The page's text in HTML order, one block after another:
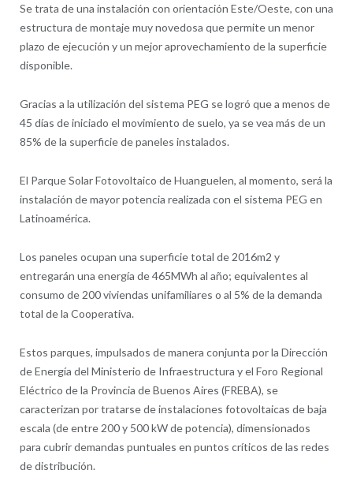
Se trata de una instalación con orientación Este/Oeste, con una
estructura de montaje muy novedosa que permite un menor
plazo de ejecución y un mejor aprovechamiento de la superficie
disponible.
Gracias a la utilización del sistema PEG se logró que a menos de
45 días de iniciado el movimiento de suelo, ya se vea más de un
85% de la superficie de paneles instalados.
El Parque Solar Fotovoltaico de Huanguelen, al momento, será la
instalación de mayor potencia realizada con el sistema PEG en
Latinoamérica.
Los paneles ocupan una superficie total de 2016m2 y
entregarán una energía de 465MWh al año; equivalentes al
consumo de 200 viviendas unifamiliares o al 5% de la demanda
total de la Cooperativa.
Estos parques, impulsados de manera conjunta por la Dirección
de Energía del Ministerio de Infraestructura y el Foro Regional
Eléctrico de la Provincia de Buenos Aires (FREBA), se
caracterizan por tratarse de instalaciones fotovoltaicas de baja
escala (de entre 200 y 500 kW de potencia), dimensionados
para cubrir demandas puntuales en puntos críticos de las redes
de distribución.